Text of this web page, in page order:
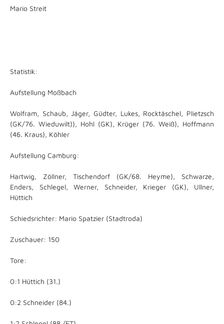
Mario Streit
Statistik:
Aufstellung Moßbach
Wolfram, Schaub, Jäger, Güdter, Lukes, Rocktäschel, Plietzsch
(GK/76. Wieduwilt)), Hohl (GK), Krüger (76. Weiß), Hoffmann
(46. Kraus), Köhler
Aufstellung Camburg:
Hartwig, Zöllner, Tischendorf (GK/68. Heyme), Schwarze,
Enders, Schlegel, Werner, Schneider, Krieger (GK), Ullner,
Hüttich
Schiedsrichter: Mario Spatzier (Stadtroda)
Zuschauer: 150
Tore:
0:1 Hüttich (31.)
0:2 Schneider (84.)